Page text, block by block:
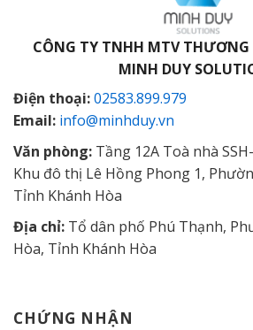
CÔNG TY TNHH MTV THƯƠNG
MINH DUY
Điện thoại:02583.899.979
Email: info@minhduy.vn
Văn phòng: Tầng 12A Toà nhà
Khu đô thị Lê Hồng Phong 1,
Tỉnh Khánh Hòa
Địa chỉ: Tổ dân phố Phú Thạnh,
Hòa, Tỉnh Khánh Hòa
CHỨNG NHẬN